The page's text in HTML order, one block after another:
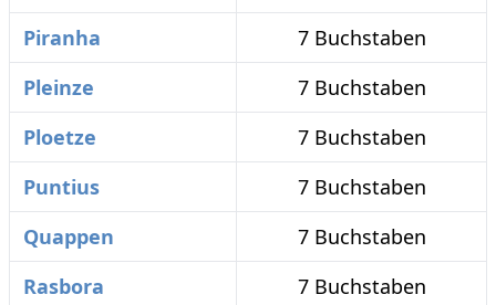
Piranha
7 Buchstaben
Pleinze
7 Buchstaben
Ploetze
7 Buchstaben
Puntius
7 Buchstaben
Quappen
7 Buchstaben
Rasbora
7 Buchstaben